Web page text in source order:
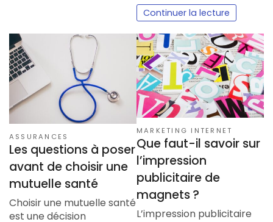
Continuer la lecture
ASSURANCES
Les questions à poser
avant de choisir une
mutuelle santé
Choisir une mutuelle santé
est une décision
MARKETING INTERNET
Que faut-il savoir sur
l’impression
publicitaire de
magnets ?
L’impression publicitaire